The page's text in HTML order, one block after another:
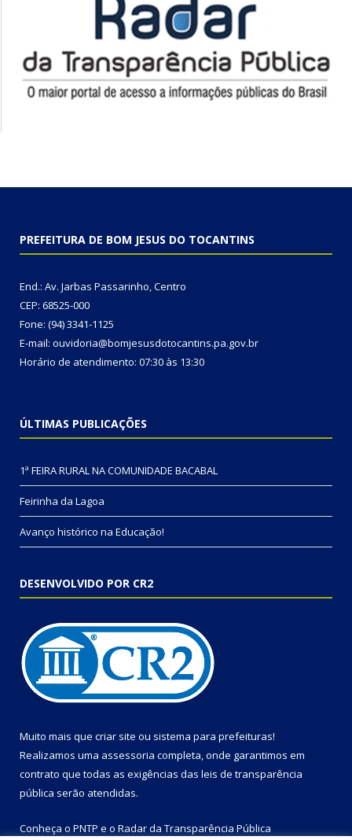
PREFEITURA DE BOM JESUS DO TOCANTINS
End.: Av. Jarbas Passarinho, Centro
CEP: 68525-000
Fone: (94) 3341-1125
E-mail: ouvidoria@bomjesusdotocantins.pa.gov.br
Horário de atendimento: 07:30 às 13:30
ÚLTIMAS PUBLICAÇÕES
1ª FEIRA RURAL NA COMUNIDADE BACABAL
Feirinha da Lagoa
Avanço histórico na Educação!
DESENVOLVIDO POR CR2
Muito mais que criar site ou sistema para prefeituras!
Realizamos uma assessoria completa, onde garantimos em
contrato que todas as exigências das leis de transparência
pública serão atendidas.
Conheça o PNTP e o Radar da Transparência Pública